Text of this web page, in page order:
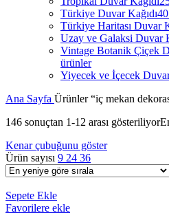
Türkiye Duvar Kağıdı
Türkiye Haritası Duvar
Uzay ve Galaksi Duvar
Vintage Botanik Çiçek
ürünler
Yiyecek ve İçecek Duvar
Ana Sayfa Ürünler “iç mekan
146 sonuçtan 1-12 arası gösteriliyor
Kenar çubuğunu göster
Ürün sayısı 9 24 36
Sepete Ekle
Favorilere ekle